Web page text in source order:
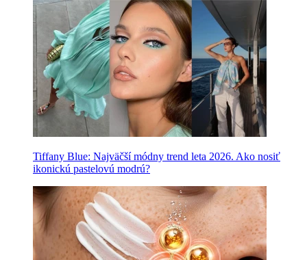
Tiffany Blue: Najväčší módny trend leta 2026. Ako nosiť
ikonickú pastelovú modrú?